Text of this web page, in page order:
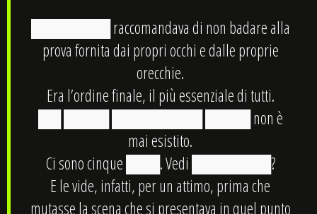
███████ raccomandava di non badare alla
prova fornita dai propri occhi e dalle proprie
orecchie.
Era l’ordine finale, il più essenziale di tutti.
██ ████ ████████ ████ non è
mai esistito.
Ci sono cinque ███. Vedi ███████?
E le vide, infatti, per un attimo, prima che
mutasse la scena che si presentava in quel punto